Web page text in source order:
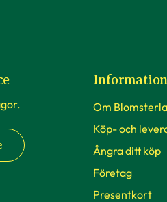
Information
Om
Köp- och
Ångra ditt köp
Företag
Presentkort